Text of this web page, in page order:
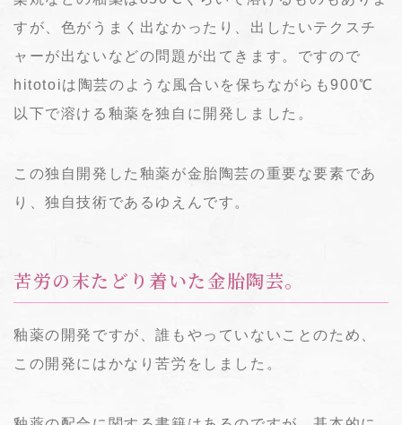
すが、色がうまく出なかったり、出したいテクスチ
ャーが出ないなどの問題が出てきます。ですので
hitotoiは陶芸のような風合いを保ちながらも900℃
以下で溶ける釉薬を独自に開発しました。
この独自開発した釉薬が金胎陶芸の重要な要素であ
り、独自技術であるゆえんです。
苦労の末たどり着いた金胎陶芸。
釉薬の開発ですが、誰もやっていないことのため、
この開発にはかなり苦労をしました。